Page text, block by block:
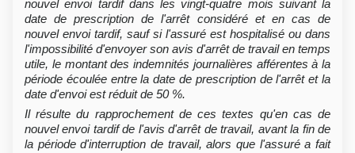
nouvel envoi tardif dans les vingt-quatre mois suivant la
date de prescription de l'arrêt considéré et en cas de
nouvel envoi tardif, sauf si l'assuré est hospitalisé ou dans
l'impossibilité d'envoyer son avis d'arrêt de travail en temps
utile, le montant des indemnités journalières afférentes à la
période écoulée entre la date de prescription de l'arrêt et la
date d'envoi est réduit de 50 %.
Il résulte du rapprochement de ces textes qu'en cas de
nouvel envoi tardif de l'avis d'arrêt de travail, avant la fin de
la période d'interruption de travail, alors que l'assuré a fait